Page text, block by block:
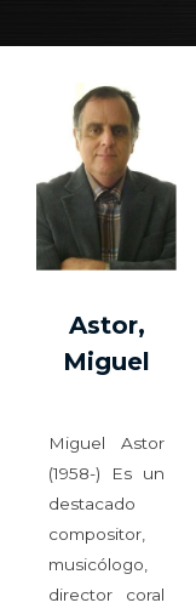
Astor,
Miguel
Miguel Astor
(1958-) Es un
destacado
compositor,
musicólogo,
director coral